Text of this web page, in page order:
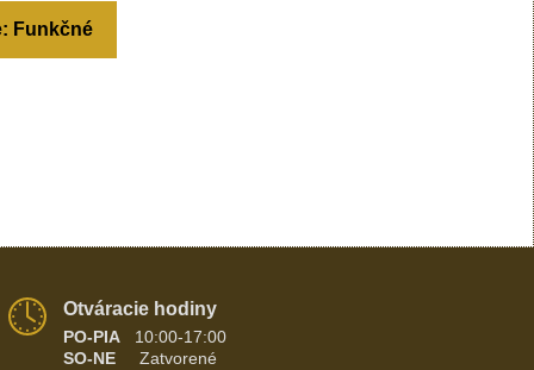
Funkčné
Otváracie hodiny
PO-PIA
10:00-17:00
SO-NE Zatvorené